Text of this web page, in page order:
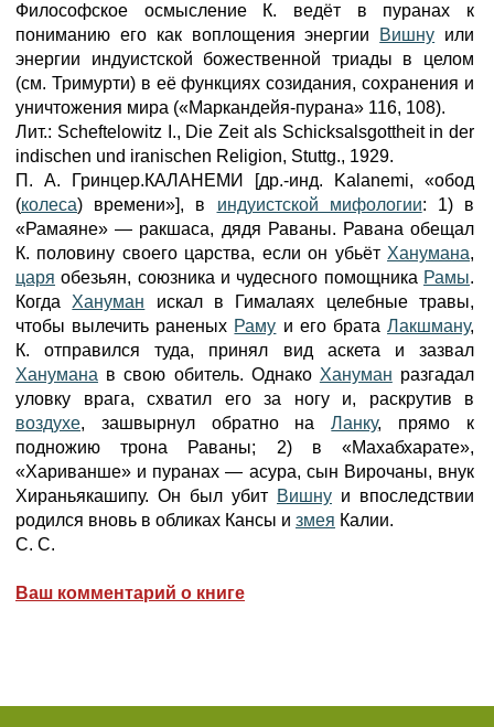
Философское осмысление К. ведёт в пуранах к
пониманию его как воплощения энергии
Вишну или
энергии индуистской божественной триады в целом
(см. Тримурти) в её функциях созидания, сохранения и
уничтожения мира («Маркандейя-пурана» 116, 108).
Лит.: Scheftelowitz I., Die Zeit als Schicksalsgottheit in der
indischen und iranischen Religion, Stuttg., 1929.
П. А. Гринцер.КАЛАНЕМИ [др.-инд. Kalanemi, «обод
(колеса) времени»], в индуистской мифологии: 1) в
«Рамаяне» — ракшаса, дядя Раваны. Равана обещал
К. половину своего царства, если он убьёт Ханумана,
царя обезьян, союзника и чудесного помощника Рамы.
Когда Хануман искал в Гималаях целебные травы,
чтобы вылечить раненых Раму и его братаЛакшману,
К. отправился туда, принял вид аскета и зазвал
Ханумана в свою обитель. Однако Хануман разгадал
уловку врага, схватил его за ногу и, раскрутив в
воздухе, зашвырнул обратно наЛанку, прямо к
подножию трона Раваны; 2) в «Махабхарате»,
«Хариванше» и пуранах — асура, сын Вирочаны, внук
Хираньякашипу. Он был убит Вишну и впоследствии
родился вновь в обликах Кансы и змея Калии.
С. С.
Ваш комментарий о книге